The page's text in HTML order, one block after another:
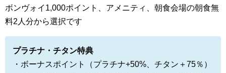
ボンヴォイ1,000ポイント、アメニティ、朝食会場の朝食無
料2人分から選択です
プラチナ・チタン特典
・ボーナスポイント（プラチナ+50%、チタン＋75％）